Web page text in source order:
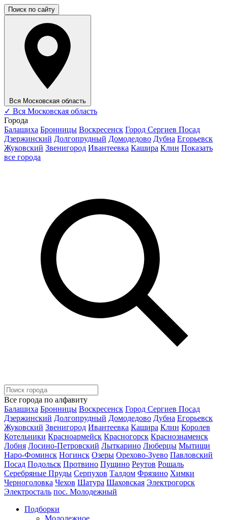
Поиск по сайту
Вся Московская область
✓ Вся Московская область
Города
Балашиха Бронницы Воскресенск Город Сергиев Посад
Дзержинский Долгопрудный Домодедово Дубна Егорьевск
Жуковский Звенигород Ивантеевка Кашира Клин Показать
все города
Все города по алфавиту
Балашиха Бронницы Воскресенск Город Сергиев Посад
Дзержинский Долгопрудный Домодедово Дубна Егорьевск
Жуковский Звенигород Ивантеевка Кашира Клин Королев
Котельники Красноармейск Красногорск Краснознаменск
Лобня Лосино-Петровский Лыткарино Люберцы Мытищи
Наро-Фоминск Ногинск Озеры Орехово-Зуево Павловский
Посад Подольск Протвино Пущино Реутов Рошаль
Серебряные Пруды Серпухов Талдом Фрязино Химки
Черноголовка Чехов Шатура Шаховская Электрогорск
Электросталь пос. Молодежный
Подборки
Молодежное